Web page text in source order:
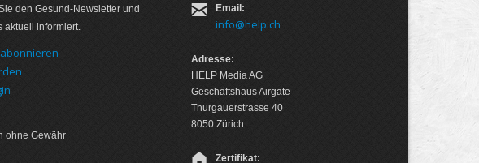
den Gesund-Newsletter und
aktuell informiert.
ohne Gewähr
Email:
info@help.ch
Adresse:
HELP Media AG
Geschäftshaus Airgate
Thurgauerstrasse 40
8050 Zürich
Zertifikat: